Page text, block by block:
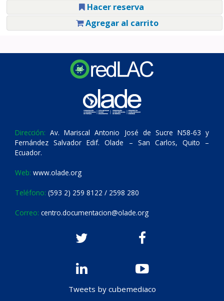
Hacer reserva
Agregar al carrito
Dirección: Av. Mariscal Antonio José de Sucre N58-63 y
Fernández Salvador Edif. Olade – San Carlos, Quito –
Ecuador.
Web: www.olade.org
Teléfono: (593 2) 259 8122 / 2598 280
Correo: centro.documentacion@olade.org
Tweets by cubemediaco